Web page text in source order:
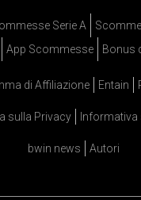
Serie A
App Scommesse Bonus
di Affiliazione Entain
sulla Privacy Informativa
bwin news Autori